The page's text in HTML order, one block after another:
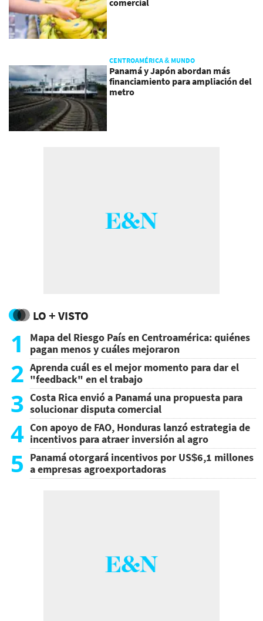
comercial
CENTROAMÉRICA & MUNDO
Panamá y Japón abordan más
financiamiento para ampliación del
metro
LO + VISTO
1
Mapa del Riesgo País en Centroamérica: quiénes
pagan menos y cuáles mejoraron
2 Aprenda cuál es el mejor momento para dar el
"feedback" en el trabajo
3 Costa Rica envió a Panamá una propuesta para
solucionar disputa comercial
4 Con apoyo de FAO, Honduras lanzó estrategia de
incentivos para atraer inversión al agro
5 Panamá otorgará incentivos por US$6,1 millones
a empresas agroexportadoras